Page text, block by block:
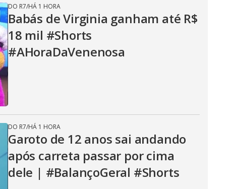
DO R7/HÁ 1 HORA
Babás de Virginia ganham até R$
18 mil #Shorts
#AHoraDaVenenosa
DO R7/HÁ 1 HORA
Garoto de 12 anos sai andando
após carreta passar por cima
dele | #BalançoGeral #Shorts